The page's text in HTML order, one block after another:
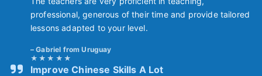
professional, generous of their time and provide tailored
lessons adapted to your level.
Gabriel from Uruguay
Improve Chinese Skills A Lot